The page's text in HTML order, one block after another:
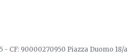
CF: 90000270950 Piazza Duomo 18/a